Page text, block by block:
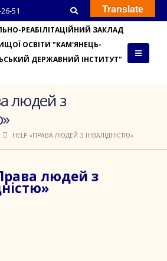
51
РЕАБІЛІТАЦІЙНИЙ ЗАКЛАД
ОСВІТИ "КАМ'ЯНЕЦЬ-
ДЕРЖАВНИЙ ІНСТИТУТ"
людей з
HELP «ПРАВА ЛЮДЕЙ З ІНВАЛІДНІСТЮ»
людей з
Translate